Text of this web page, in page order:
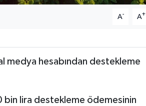
A- A+
medya hesabından destekleme
bin lira destekleme ödemesinin